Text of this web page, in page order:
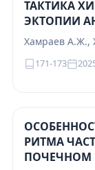
ТАКТИКА
ЭКТОПИИ
Хамраев А.Ж.,
171-173
РИТМА
ПОЧЕЧНОМ